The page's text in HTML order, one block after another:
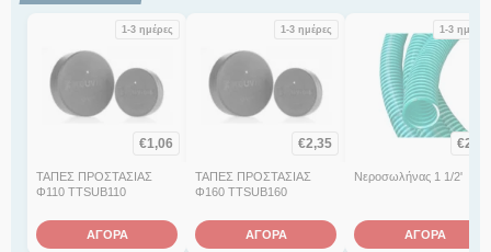
1-3 ημέρες
€1,06
ΤΑΠΕΣ ΠΡΟΣΤΑΣΙΑΣ
Φ110 TTSUB110
ΑΓΟΡΑ
1-3 ημέρες
€2,35
ΤΑΠΕΣ ΠΡΟΣΤΑΣΙΑΣ
Φ160 TTSUB160
ΑΓΟΡΑ
1-3 ημέρες
€2,49
Νεροσωλήνας 1 1/2'
ΑΓΟΡΑ